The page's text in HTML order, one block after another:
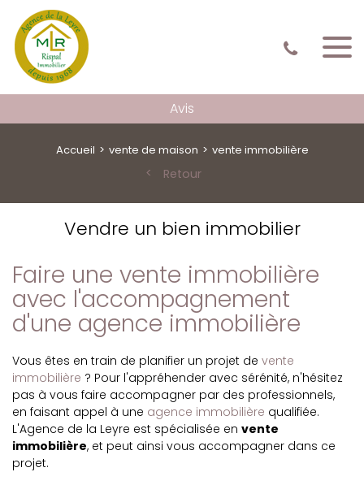
Avis
Accueil vente de maison vente immobilière
Retour
Vendre un bien immobilier
Faire une vente immobilière
avec l'accompagnement
d'une agence immobilière
Vous êtes en train de planifier un projet de vente
immobilière ? Pour l'appréhender avec sérénité, n'hésitez
pas à vous faire accompagner par des professionnels,
en faisant appel à une agence immobilière qualifiée.
L'Agence de la Leyre est spécialisée en vente
immobilière, et peut ainsi vous accompagner dans ce
projet.